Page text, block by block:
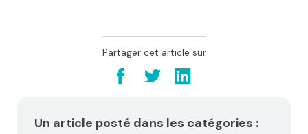
Partager cet article sur
Un article posté dans les catégories :